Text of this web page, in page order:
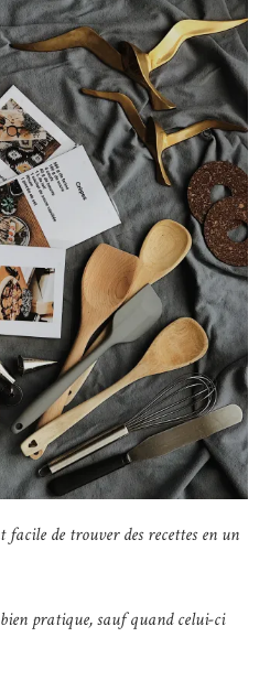
facile de trouver des recettes en un
bien pratique, sauf quand celui-ci